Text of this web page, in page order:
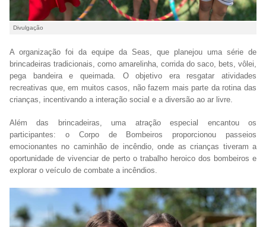
Divulgação
A organização foi da equipe da Seas, que planejou uma série de
brincadeiras tradicionais, como amarelinha, corrida do saco, bets, vôlei,
pega bandeira e queimada. O objetivo era resgatar atividades
recreativas que, em muitos casos, não fazem mais parte da rotina das
crianças, incentivando a interação social e a diversão ao ar livre.
Além das brincadeiras, uma atração especial encantou os
participantes: o Corpo de Bombeiros proporcionou passeios
emocionantes no caminhão de incêndio, onde as crianças tiveram a
oportunidade de vivenciar de perto o trabalho heroico dos bombeiros e
explorar o veículo de combate a incêndios.